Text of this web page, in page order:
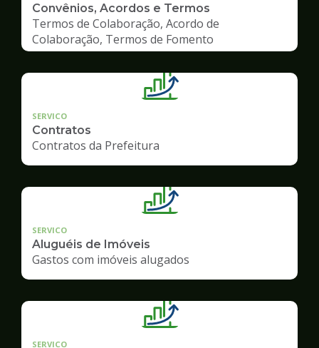
Convênios, Acordos e Termos
Termos de Colaboração, Acordo de
Colaboração, Termos de Fomento
SERVICO
Contratos
Contratos da Prefeitura
SERVICO
Aluguéis de Imóveis
Gastos com imóveis alugados
SERVICO